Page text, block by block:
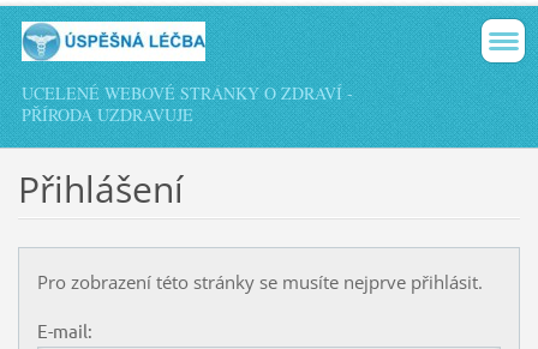
UCELENÉ WEBOVÉ STRÁNKY O ZDRAVÍ -
PŘÍRODA UZDRAVUJE
Přihlášení
Pro zobrazení této stránky se musíte nejprve přihlásit.
E-mail: